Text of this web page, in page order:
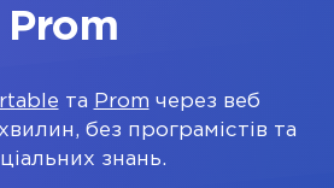
Prom
та Prom через веб
без програмістів та
знань.